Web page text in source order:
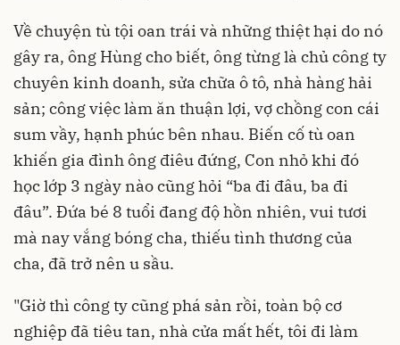
Về chuyện tù tội oan trái và những thiệt hại do nó
gây ra, ông Hùng cho biết, ông từng là chủ công ty
chuyên kinh doanh, sửa chữa ô tô, nhà hàng hải
sản; công việc làm ăn thuận lợi, vợ chồng con cái
sum vầy, hạnh phúc bên nhau. Biến cố tù oan
khiến gia đình ông điêu đứng, Con nhỏ khi đó
học lớp 3 ngày nào cũng hỏi “ba đi đâu, ba đi
đâu”. Đứa bé 8 tuổi đang độ hồn nhiên, vui tươi
mà nay vắng bóng cha, thiếu tình thương của
cha, đã trở nên u sầu.
"Giờ thì công ty cũng phá sản rồi, toàn bộ cơ
nghiệp đã tiêu tan, nhà cửa mất hết, tôi đi làm